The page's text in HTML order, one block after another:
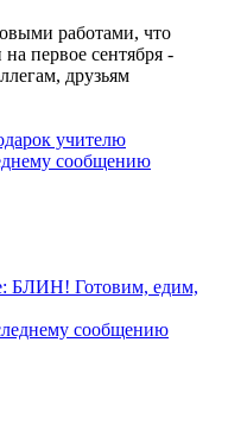
работами, что
первое сентября -
друзьям
учителю
сообщению
БЛИН! Готовим, едим,
сообщению